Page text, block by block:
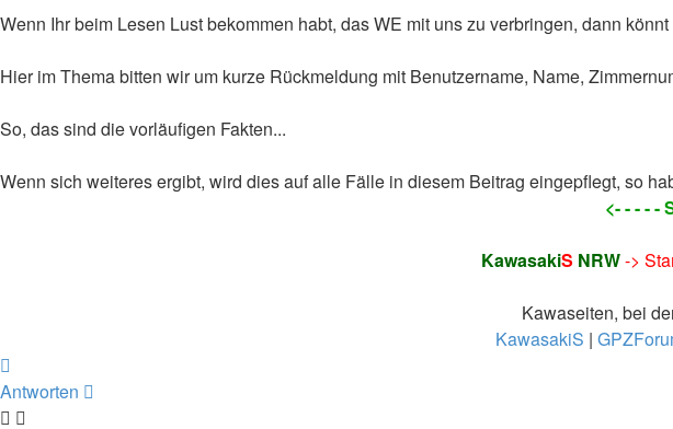
Wenn Ihr beim Lesen Lust bekommen habt, das WE mit uns zu verbringen, dann
Hier im Thema bitten wir um kurze Rückmeldung mit Benutzername, Name,
So, das sind die vorläufigen Fakten...
Wenn sich weiteres ergibt, wird dies auf alle Fälle in diesem Beitrag eingepflegt, so
<- - - - -
KawasakiS NRW->
Kawaseiten, bei
KawasakiS |
oben
Antworten